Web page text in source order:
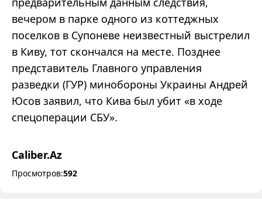
вечером в парке одного из коттеджных
поселков в Супоневе неизвестный выстрелил
в Киву, тот скончался на месте. Позднее
представитель Главного управления
разведки (ГУР) минобороны Украины Андрей
Юсов заявил, что Кива был убит «в ходе
спецоперации СБУ».
Caliber.Az
Просмотров:592